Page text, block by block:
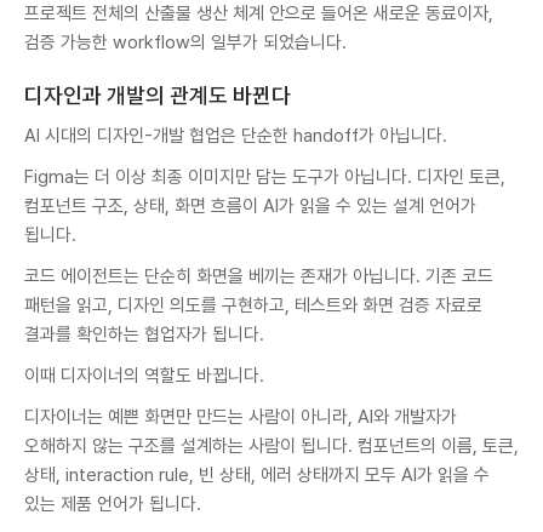
프로젝트 전체의 산출물 생산 체계 안으로 들어온 새로운 동료이자,
검증 가능한 workflow의 일부가 되었습니다.
디자인과 개발의 관계도 바뀐다
AI 시대의 디자인-개발 협업은 단순한 handoff가 아닙니다.
Figma는 더 이상 최종 이미지만 담는 도구가 아닙니다. 디자인 토큰,
컴포넌트 구조, 상태, 화면 흐름이 AI가 읽을 수 있는 설계 언어가
됩니다.
코드 에이전트는 단순히 화면을 베끼는 존재가 아닙니다. 기존 코드
패턴을 읽고, 디자인 의도를 구현하고, 테스트와 화면 검증 자료로
결과를 확인하는 협업자가 됩니다.
이때 디자이너의 역할도 바뀝니다.
디자이너는 예쁜 화면만 만드는 사람이 아니라, AI와 개발자가
오해하지 않는 구조를 설계하는 사람이 됩니다. 컴포넌트의 이름, 토큰,
상태, interaction rule, 빈 상태, 에러 상태까지 모두 AI가 읽을 수
있는 제품 언어가 됩니다.